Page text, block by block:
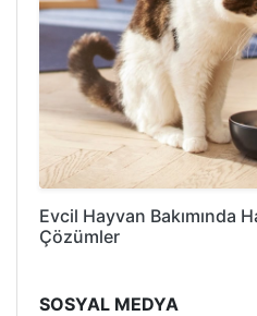
Evcil Hayvan Bakımında
Çözümler
SOSYAL MEDYA